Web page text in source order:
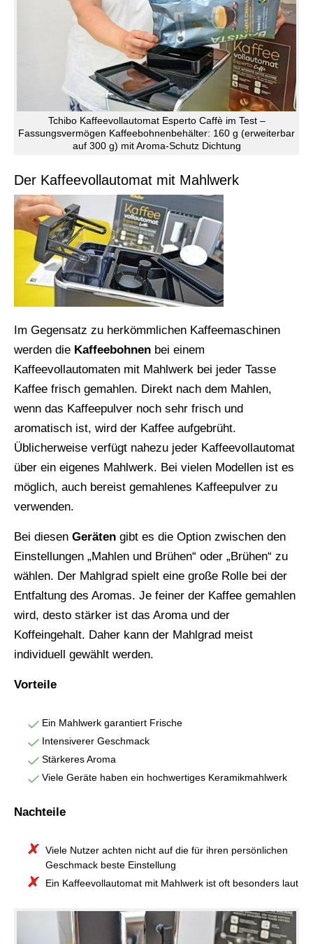
Tchibo Kaffeevollautomat Esperto Caffè im Test –
Fassungsvermögen Kaffeebohnenbehälter: 160 g (erweiterbar
auf 300 g) mit Aroma-Schutz Dichtung
Der Kaffeevollautomat mit Mahlwerk
Im Gegensatz zu herkömmlichen Kaffeemaschinen
werden die Kaffeebohnen bei einem
Kaffeevollautomaten mit Mahlwerk bei jeder Tasse
Kaffee frisch gemahlen. Direkt nach dem Mahlen,
wenn das Kaffeepulver noch sehr frisch und
aromatisch ist, wird der Kaffee aufgebrüht.
Üblicherweise verfügt nahezu jeder Kaffeevollautomat
über ein eigenes Mahlwerk. Bei vielen Modellen ist es
möglich, auch bereist gemahlenes Kaffeepulver zu
verwenden.
Bei diesen Geräten gibt es die Option zwischen den
Einstellungen „Mahlen und Brühen“ oder „Brühen“ zu
wählen. Der Mahlgrad spielt eine große Rolle bei der
Entfaltung des Aromas. Je feiner der Kaffee gemahlen
wird, desto stärker ist das Aroma und der
Koffeingehalt. Daher kann der Mahlgrad meist
individuell gewählt werden.
Vorteile
Ein Mahlwerk garantiert Frische
Intensiverer Geschmack
Stärkeres Aroma
Viele Geräte haben ein hochwertiges Keramikmahlwerk
Nachteile
Viele Nutzer achten nicht auf die für ihren persönlichen
Geschmack beste Einstellung
Ein Kaffeevollautomat mit Mahlwerk ist oft besonders laut